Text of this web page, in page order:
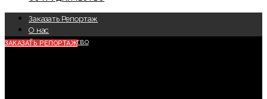
Заказать Репортаж
О нас
Сотрудничество
ЗАКАЗАТЬ РЕПОРТАЖ